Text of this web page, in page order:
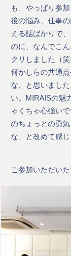
も、やっぱり参
後の悩み、仕事
える話ばかりで
のに、なんでこ
クリしました（
何かしらの共通
な、と思いまし
い。MIRAISの魅
ゃくちゃ心強い
のちょっとの勇
な、と改めて感
ご参加いただい